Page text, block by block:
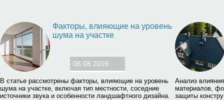
Факторы, влияющие на уровень
шума на участке
06.08.2026
В статье рассмотрены факторы, влияющие на уровень
шума на участке, включая тип местности, соседние
источники звука и особенности ландшафтного дизайна.
Анализ
материалов,
защиты